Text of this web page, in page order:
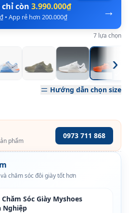
→
còn 3.990.000₫
• App rẻ hơn 200.000₫
7 lựa chọn
›
Hướng dẫn chọn size
phẩm
0973 711 868
chăm sóc đôi giày tốt hơn
Sóc Giày Myshoes
Nghiệp